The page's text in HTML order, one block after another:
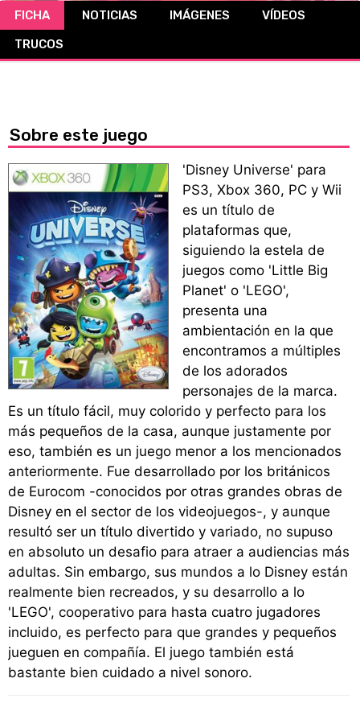
CÓMICS
FICHA NOTICIAS IMÁGENES
VÍDEOS
TRUCOS
Sobre este juego
'Disney Universe' para
PS3, Xbox 360, PC y Wii
es un título de
plataformas que,
siguiendo la estela de
juegos como 'Little Big
Planet' o 'LEGO',
presenta una
ambientación en la que
encontramos a múltiples
de los adorados
personajes de la marca.
Es un título fácil, muy colorido y perfecto para los
más pequeños de la casa, aunque justamente por
eso, también es un juego menor a los mencionados
anteriormente. Fue desarrollado por los británicos
de Eurocom -conocidos por otras grandes obras de
Disney en el sector de los videojuegos-, y aunque
resultó ser un título divertido y variado, no supuso
en absoluto un desafio para atraer a audiencias más
adultas. Sin embargo, sus mundos a lo Disney están
realmente bien recreados, y su desarrollo a lo
'LEGO', cooperativo para hasta cuatro jugadores
incluido, es perfecto para que grandes y pequeños
jueguen en compañía. El juego también está
bastante bien cuidado a nivel sonoro.